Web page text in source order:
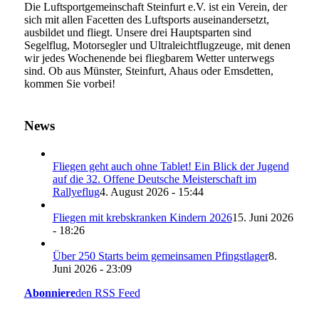
Die Luftsportgemeinschaft Steinfurt e.V. ist ein Verein, der
sich mit allen Facetten des Luftsports auseinandersetzt,
ausbildet und fliegt. Unsere drei Hauptsparten sind
Segelflug, Motorsegler und Ultraleichtflugzeuge, mit denen
wir jedes Wochenende bei fliegbarem Wetter unterwegs
sind. Ob aus Münster, Steinfurt, Ahaus oder Emsdetten,
kommen Sie vorbei!
News
Fliegen geht auch ohne Tablet! Ein Blick der Jugend
auf die 32. Offene Deutsche Meisterschaft im
Rallyeflug4. August 2026 - 15:44
Fliegen mit krebskranken Kindern 202615. Juni 2026
- 18:26
Über 250 Starts beim gemeinsamen Pfingstlager8.
Juni 2026 - 23:09
Abonniereden RSS Feed